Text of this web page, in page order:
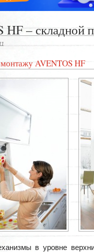
HF – складной
AVENTOS HF
в уровне